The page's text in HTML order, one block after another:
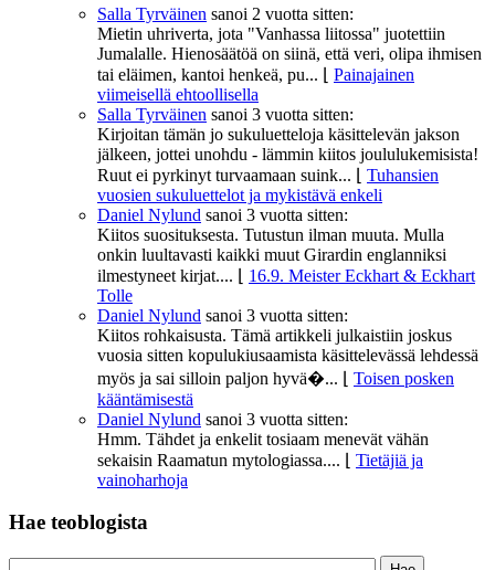
Salla Tyrväinen sanoi 2 vuotta sitten:
Mietin uhriverta, jota "Vanhassa liitossa" juotettiin
Jumalalle. Hienosäätöä on siinä, että veri, olipa ihmisen
tai eläimen, kantoi henkeä, pu...
Painajainen
viimeisellä ehtoollisella
Salla Tyrväinen sanoi 3 vuotta sitten:
Kirjoitan tämän jo sukuluetteloja käsittelevän jakson
jälkeen, jottei unohdu - lämmin kiitos joululukemisista!
Ruut ei pyrkinyt turvaamaan suink...
Tuhansien
vuosien sukuluettelot ja mykistävä enkeli
Daniel Nylund sanoi 3 vuotta sitten:
Kiitos suosituksesta. Tutustun ilman muuta. Mulla
onkin luultavasti kaikki muut Girardin englanniksi
ilmestyneet kirjat....
16.9. Meister Eckhart & Eckhart
Tolle
Daniel Nylund sanoi 3 vuotta sitten:
Kiitos rohkaisusta. Tämä artikkeli julkaistiin joskus
vuosia sitten kopulukiusaamista käsittelevässä lehdessä
myös ja sai silloin paljon hyvä�...
Toisen posken
kääntämisestä
Daniel Nylund sanoi 3 vuotta sitten:
Hmm. Tähdet ja enkelit tosiaam menevät vähän
sekaisin Raamatun mytologiassa....
Tietäjiä ja
vainoharhoja
Hae teoblogista